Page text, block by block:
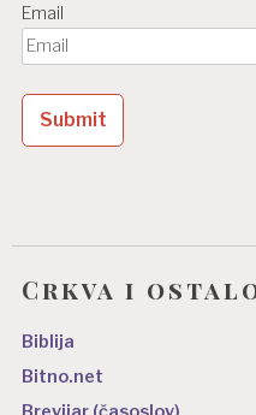
Email
Crkva i
Biblija
Bitno.net